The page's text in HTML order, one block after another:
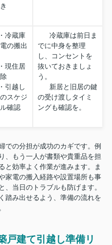
蔵庫
の搬出
住居
越し
スケジ
確認
冷蔵庫は前日ま
でに中身を整理
し、コンセントを
抜いておきましょ
う。
新居と旧居の鍵
の受け渡しタイミ
ングも確認を。
での分担が成功のカギです。例
、もう一人が書類や貴重品を担
と効率よく作業が進みます。ま
家電の搬入経路や設置場所も事
当日のトラブルも防げます。
踏み出せるよう、準備の流れを
戸建て引越し準備リ